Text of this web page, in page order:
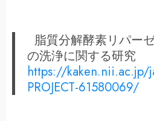
脂質分解酵素リパー
の洗浄に関する研究
https://kaken.nii.ac.jp/
PROJECT-61580069/